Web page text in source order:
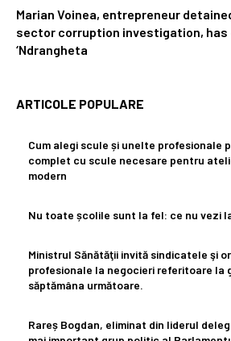
Marian Voinea, entrepreneur
sector corruption investigation,
‘Ndrangheta
ARTICOLE POPULARE
Cum alegi scule și unelte profesionale
complet cu scule necesare pentru
modern
Nu toate școlile sunt la fel: ce nu vezi
Ministrul Sănătăţii invită sindicatele şi
profesionale la negocieri referitoare la
săptămâna următoare.
Rareș Bogdan, eliminat din liderul